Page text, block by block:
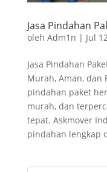
Jasa Pindahan
oleh Adm1n | Jul
Jasa Pindahan
Murah, Aman, dan
pindahan paket
murah, dan
tepat. Askmover
pindahan lengkap